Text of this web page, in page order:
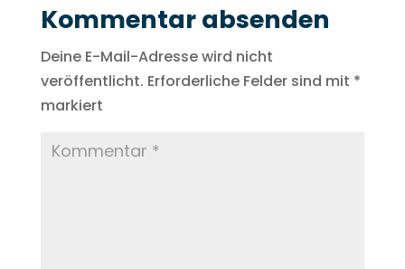
Kommentar absenden
Deine E-Mail-Adresse wird nicht
veröffentlicht. Erforderliche Felder sind mit *
markiert